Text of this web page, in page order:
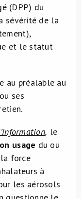
(DPP) du
sévérité de la
et le statut
au préalable au
ses
, le
usage du ou
la force
à
les aérosols